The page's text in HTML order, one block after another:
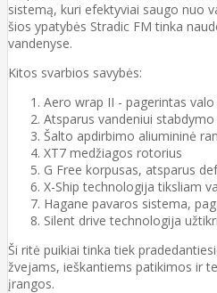
sistemą, kuri efektyviai saugo nuo
šios ypatybės Stradic FM tinka
vandenyse.
Kitos svarbios savybės:
Aero wrap II - pagerintas
Atsparus vandeniui
Šalto apdirbimo aliumininė
XT7 medžiagos rotorius
G Free korpusas, atsparus
X-Ship technologija tiksliam
Hagane pavaros sistema,
Silent drive technologija
Ši ritė puikiai tinka tiek
žvejams, ieškantiems patikimos ir
įrangos.